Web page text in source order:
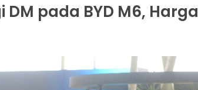
pada BYD M6, Harga